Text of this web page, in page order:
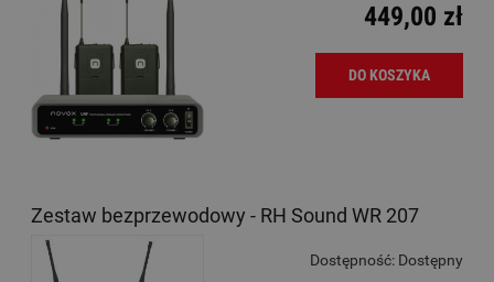
449,00 zł
DO KOSZYKA
Zestaw bezprzewodowy - RH Sound WR 207
Dostępność: Dostępny